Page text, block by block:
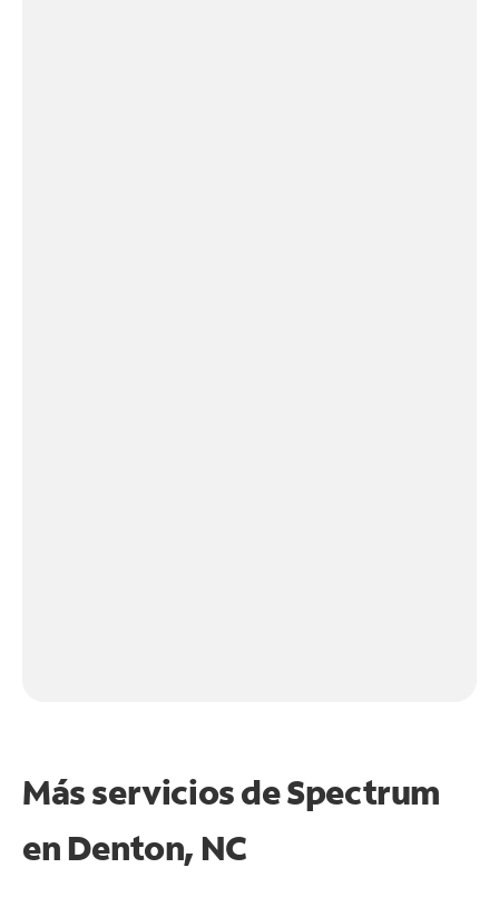
Más servicios de Spectrum
en Denton, NC